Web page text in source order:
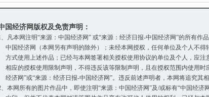
国经济网版权及免责声明：
、凡本网注明“来源：中国经济网” 或“来源：经济日报-中国经济网”的所有作
中国经济网（本网另有声明的除外）；未经本网授权，任何单位及个人不得
方式使用上述作品；已经与本网签署相关授权使用协议的单位及个人，应注
相应的授权使用限制声明，不得违反该等限制声明，且在授权范围内使用时
经济网”或“来源：经济日报-中国经济网”。违反前述声明者，本网将追究其相
、本网所有的图片作品中，即使注明“来源：中国经济网”及/或标有“中国经济